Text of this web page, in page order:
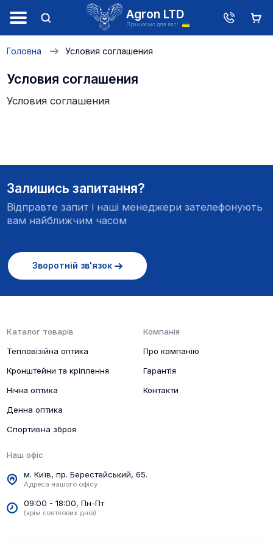
Agron LTD
Працюємо для вас!
Головна Условия соглашения
Условия соглашения
Условия соглашения
Залишись запитання?
Відправте запит і наші менеджери зателефонують
вам найближчим часом
Зворотній зв'язок
Каталог товарів
Тепловізійна оптика
Кронштейни та кріплення
Нічна оптика
Денна оптика
Спортивна зброя
Компанія
Про компанію
Гарантія
Контакти
Наш офіс
м. Київ, пр. Берестейський, 65.
Адреса нашого офісу
09:00 - 18:00, Пн-Пт
(крім святкових днів)